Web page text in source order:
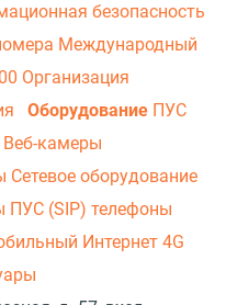
безопасность
Международный
Организация
Оборудование ПУС
Веб-камеры
Сетевое оборудование
ПУС (SIP) телефоны
Интернет 4G